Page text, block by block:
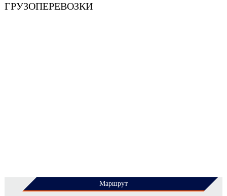
ГРУЗОПЕРЕВОЗКИ
Маршрут